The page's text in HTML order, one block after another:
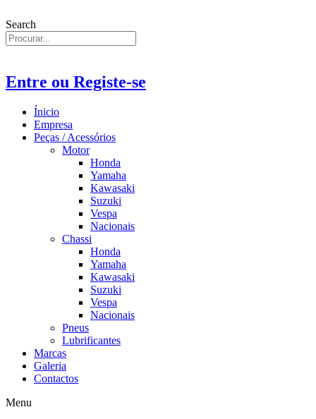
Search
Entre ou Registe-se
Ínicio
Empresa
Peças / Acessórios
Motor
Honda
Yamaha
Kawasaki
Suzuki
Vespa
Nacionais
Chassi
Honda
Yamaha
Kawasaki
Suzuki
Vespa
Nacionais
Pneus
Lubrificantes
Marcas
Galeria
Contactos
Menu